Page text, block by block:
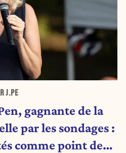
J.PE
gagnante de la
par les sondages :
comme point de